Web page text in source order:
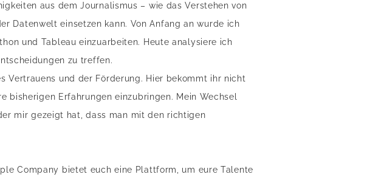
aus dem Journalismus – wie das Verstehen von
Datenwelt einsetzen kann. Von Anfang an wurde ich
und Tableau einzuarbeiten. Heute analysiere ich
zu treffen.
und der Förderung. Hier bekommt ihr nicht
bisherigen Erfahrungen einzubringen. Mein Wechsel
mir gezeigt hat, dass man mit den richtigen
Company bietet euch eine Plattform, um eure Talente